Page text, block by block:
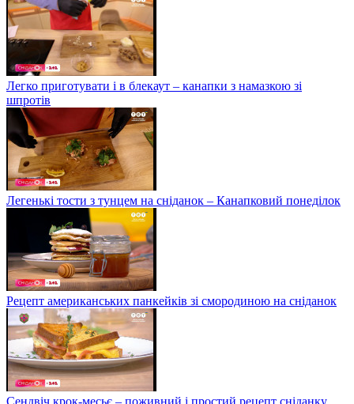
Легко приготувати і в блекаут – канапки з намазкою зі
шпротів
Легенькі тости з тунцем на сніданок – Канапковий понеділок
Рецепт американських панкейків зі смородиною на сніданок
Сендвіч крок-месьє – поживний і простий рецепт сніданку